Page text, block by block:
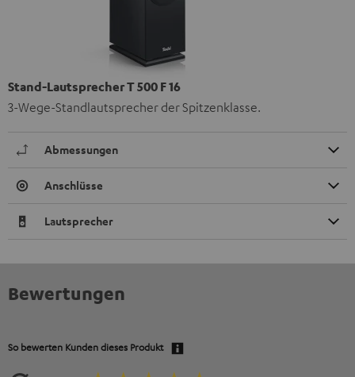
Stand-Lautsprecher T 500 F 16
3-Wege-Standlautsprecher der Spitzenklasse.
Abmessungen
Anschlüsse
Lautsprecher
Bewertungen
So bewerten Kunden dieses Produkt